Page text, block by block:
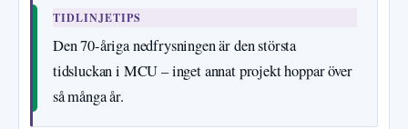
TIDLINJETIPS
Den 70-åriga nedfrysningen är den största
tidsluckan i MCU – inget annat projekt hoppar över
så många år.